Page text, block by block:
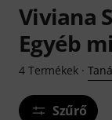
Viviana
Egyéb
4 Termékek·
Szűrő